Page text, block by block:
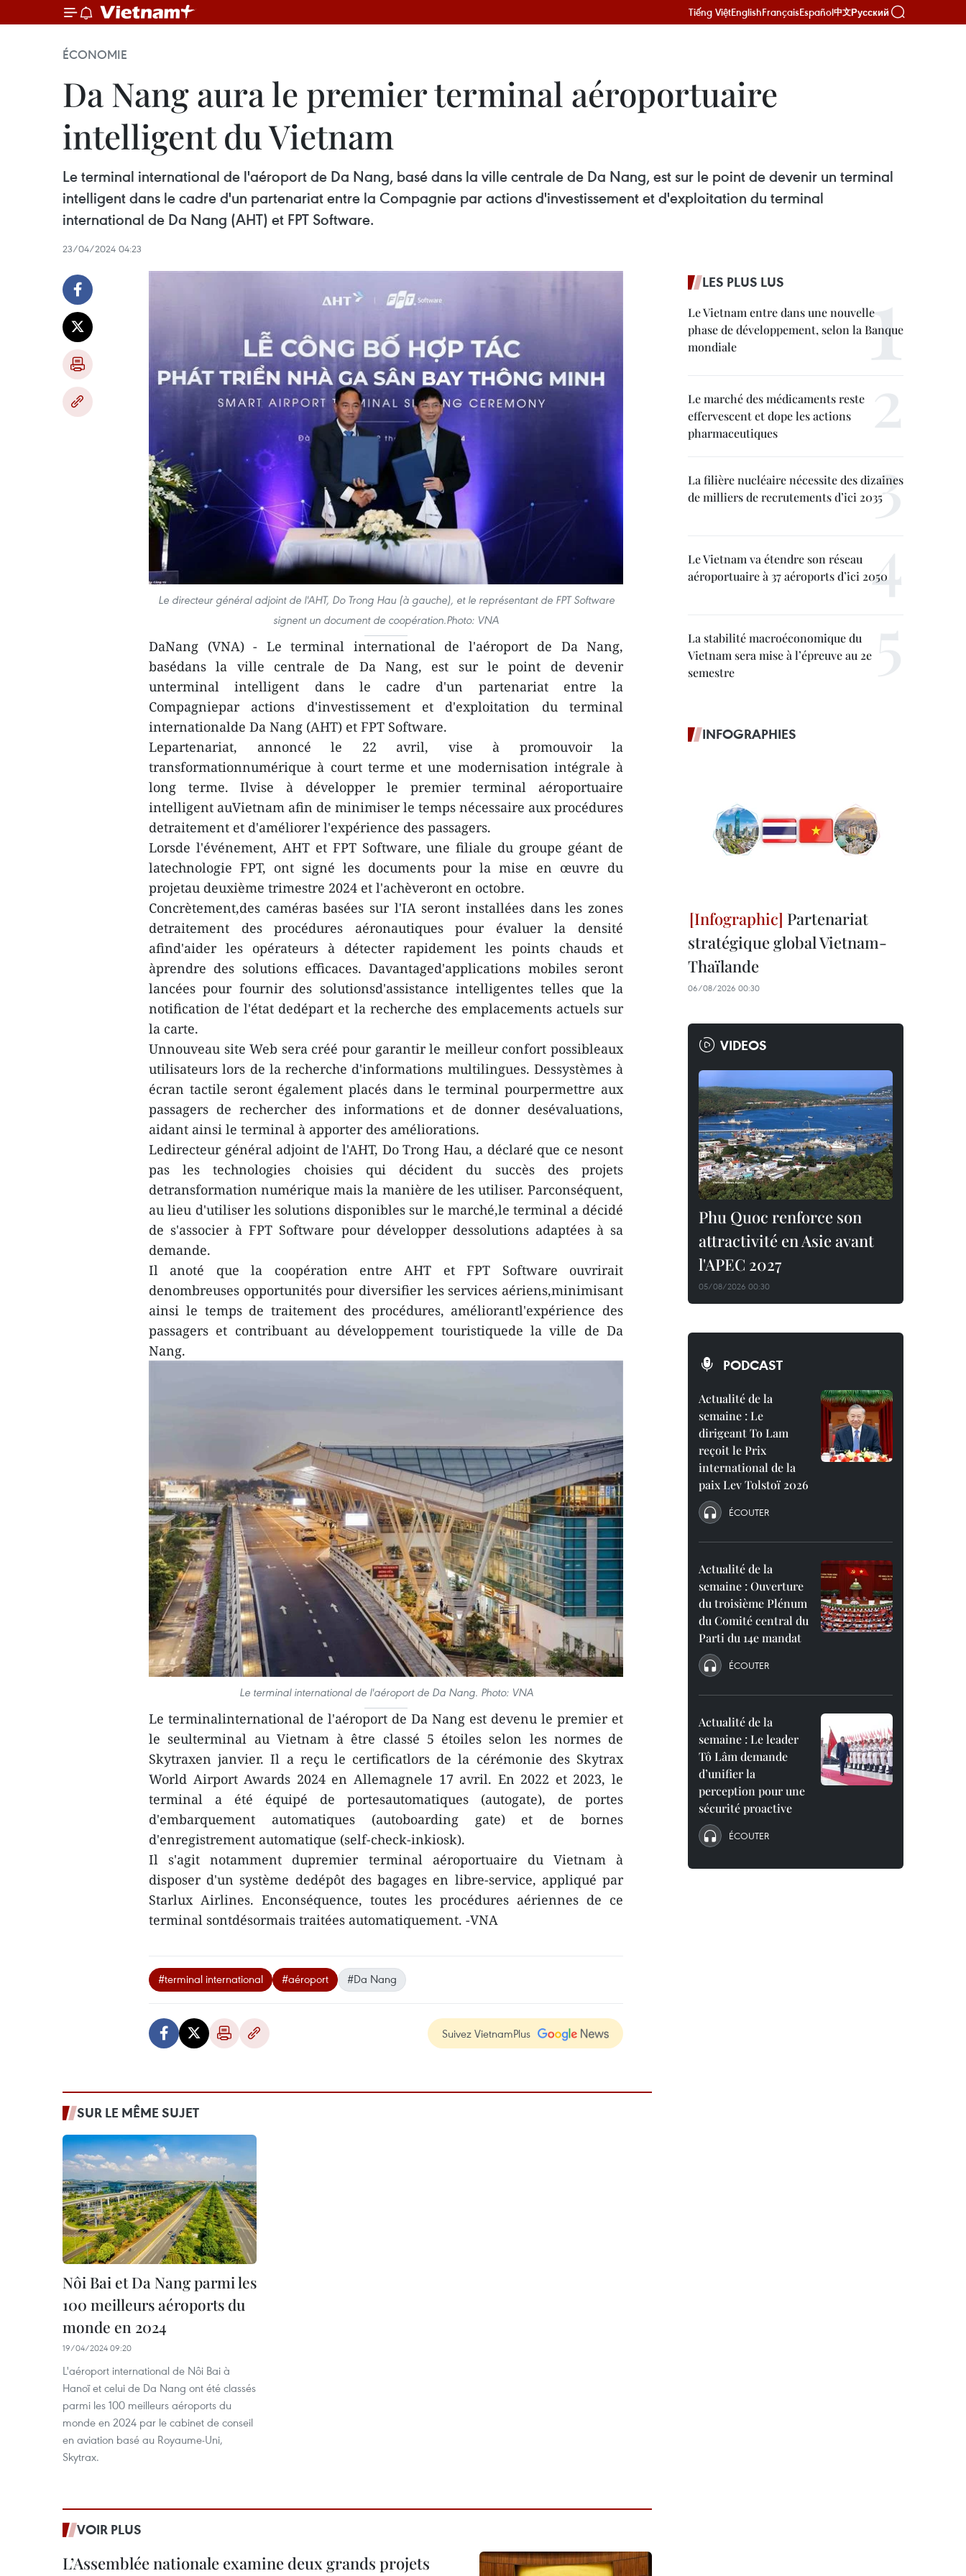
Tiếng ViệtEnglishFrançaisEspañol中文Русский
ÉCONOMIE
Da Nang aura le premier terminal aéroportuaire
intelligent du Vietnam
Le terminal international de l'aéroport de Da Nang, basé dans la ville centrale de Da Nang, est sur le point de devenir un terminal
intelligent dans le cadre d'un partenariat entre la Compagnie par actions d'investissement et d'exploitation du terminal
international de Da Nang (AHT) et FPT Software.
23/04/2024 04:23
Le directeur général adjoint de l'AHT, Do Trong Hau (à gauche), et le représentant de FPT Software
signent un document de coopération.Photo: VNA
DaNang (VNA) - Le terminal international de l'aéroport de Da Nang,
basédans la ville centrale de Da Nang, est sur le point de devenir
unterminal intelligent dans le cadre d'un partenariat entre la
Compagniepar actions d'investissement et d'exploitation du terminal
internationalde Da Nang (AHT) et FPT Software.
Lepartenariat, annoncé le 22 avril, vise à promouvoir la
transformationnumérique à court terme et une modernisation intégrale à
long terme. Ilvise à développer le premier terminal aéroportuaire
intelligent auVietnam afin de minimiser le temps nécessaire aux procédures
detraitement et d'améliorer l'expérience des passagers.
Lorsde l'événement, AHT et FPT Software, une filiale du groupe géant de
latechnologie FPT, ont signé les documents pour la mise en œuvre du
projetau deuxième trimestre 2024 et l'achèveront en octobre.
Concrètement,des caméras basées sur l'IA seront installées dans les zones
detraitement des procédures aéronautiques pour évaluer la densité
afind'aider les opérateurs à détecter rapidement les points chauds et
àprendre des solutions efficaces. Davantaged'applications mobiles seront
lancées pour fournir des solutionsd'assistance intelligentes telles que la
notification de l'état dedépart et la recherche des emplacements actuels sur
la carte.
Unnouveau site Web sera créé pour garantir le meilleur confort possibleaux
utilisateurs lors de la recherche d'informations multilingues. Dessystèmes à
écran tactile seront également placés dans le terminal pourpermettre aux
passagers de rechercher des informations et de donner desévaluations,
aidant ainsi le terminal à apporter des améliorations.
Ledirecteur général adjoint de l'AHT, Do Trong Hau, a déclaré que ce nesont
pas les technologies choisies qui décident du succès des projets
detransformation numérique mais la manière de les utiliser. Parconséquent,
au lieu d'utiliser les solutions disponibles sur le marché,le terminal a décidé
de s'associer à FPT Software pour développer dessolutions adaptées à sa
demande.
Il anoté que la coopération entre AHT et FPT Software ouvrirait
denombreuses opportunités pour diversifier les services aériens,minimisant
ainsi le temps de traitement des procédures, améliorantl'expérience des
passagers et contribuant au développement touristiquede la ville de Da
Nang.
Le terminal international de l'aéroport de Da Nang. Photo: VNA
Le terminalinternational de l'aéroport de Da Nang est devenu le premier et
le seulterminal au Vietnam à être classé 5 étoiles selon les normes de
Skytraxen janvier. Il a reçu le certificatlors de la cérémonie des Skytrax
World Airport Awards 2024 en Allemagnele 17 avril. En 2022 et 2023, le
terminal a été équipé de portesautomatiques (autogate), de portes
d'embarquement automatiques (autoboarding gate) et de bornes
d'enregistrement automatique (self-check-inkiosk).
Il s'agit notamment dupremier terminal aéroportuaire du Vietnam à
disposer d'un système dedépôt des bagages en libre-service, appliqué par
Starlux Airlines. Enconséquence, toutes les procédures aériennes de ce
terminal sontdésormais traitées automatiquement. -VNA
#terminal international #aéroport #Da Nang
Suivez VietnamPlus
SUR LE MÊME SUJET
Nôi Bai et Da Nang parmi les
100 meilleurs aéroports du
monde en 2024
19/04/2024 09:20
L'aéroport international de Nôi Bai à
Hanoï et celui de Da Nang ont été classés
parmi les 100 meilleurs aéroports du
monde en 2024 par le cabinet de conseil
en aviation basé au Royaume-Uni,
Skytrax. ​
VOIR PLUS
L’Assemblée nationale examine deux grands projets
LES PLUS LUS
Le Vietnam entre dans une nouvelle
phase de développement, selon la Banque
mondiale
Le marché des médicaments reste
effervescent et dope les actions
pharmaceutiques
La filière nucléaire nécessite des dizaines
de milliers de recrutements d’ici 2035
Le Vietnam va étendre son réseau
aéroportuaire à 37 aéroports d’ici 2050
La stabilité macroéconomique du
Vietnam sera mise à l’épreuve au 2e
semestre
INFOGRAPHIES
Partenariat
stratégique global Vietnam-
Thaïlande
06/08/2026 00:30
VIDEOS
Phu Quoc renforce son
attractivité en Asie avant
l'APEC 2027
05/08/2026 00:30
PODCAST
Actualité de la
semaine : Le
dirigeant To Lam
reçoit le Prix
international de la
paix Lev Tolstoï 2026
ÉCOUTER
Actualité de la
semaine : Ouverture
du troisième Plénum
du Comité central du
Parti du 14e mandat
ÉCOUTER
Actualité de la
semaine : Le leader
Tô Lâm demande
d’unifier la
perception pour une
sécurité proactive
ÉCOUTER